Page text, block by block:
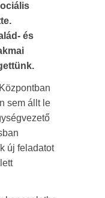
és
sem állt le
új feladatot